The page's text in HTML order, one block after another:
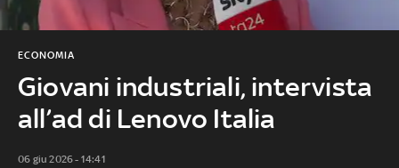
Giovani industriali, intervista
all’ad di Lenovo Italia
ECONOMIA
06 giu 2026 - 14:41